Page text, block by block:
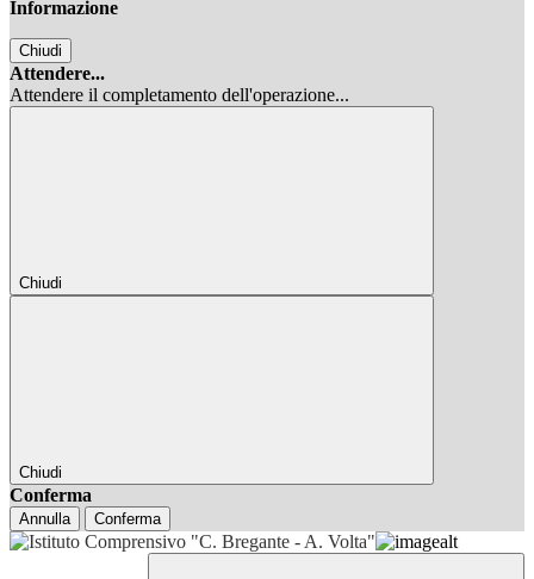
Informazione
Chiudi
Attendere...
Attendere il completamento dell'operazione...
Chiudi
Chiudi
Conferma
Annulla Conferma